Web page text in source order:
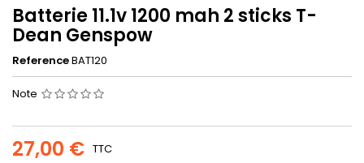
Batterie 11.1v 1200 mah 2 sticks T-
Dean Genspow
ReferenceBAT120
Note
27,00 € TTC